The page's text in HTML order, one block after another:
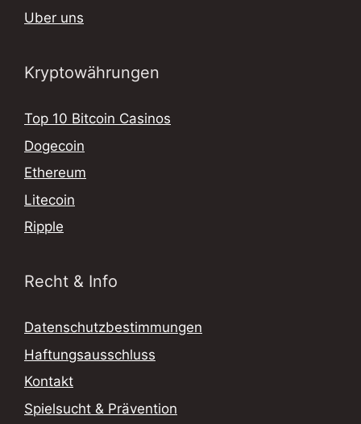
Uber uns
Kryptowährungen
Top 10 Bitcoin Casinos
Dogecoin
Ethereum
Litecoin
Ripple
Recht & Info
Datenschutzbestimmungen
Haftungsausschluss
Kontakt
Spielsucht & Prävention